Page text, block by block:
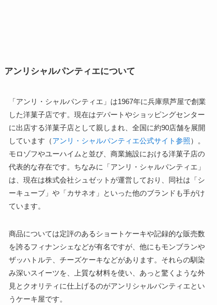
アンリシャルパンティエについて
「アンリ・シャルパンティエ」は1967年に兵庫県芦屋で創業
した洋菓子店です。現在はデパートやショッピングセンター
に出店する洋菓子店として親しまれ、全国に約90店舗を展開
しています（アンリ・シャルパンティエ公式サイト参照）。
モロゾフやユーハイムと並び、商業施設における洋菓子店の
代表的な存在です。ちなみに「アンリ・シャルパンティエ」
は、現在は株式会社シュゼットが運営しており、同社は「シ
ーキューブ」や「カサネオ」といった他のブランドも手がけ
ています。
商品については定評のあるショートケーキや記録的な販売数
を誇るフィナンシェなどが有名ですが、他にもモンブランや
ザッハトルテ、チーズケーキなどがあります。それらの馴染
み深いスイーツを、上質な材料を使い、あっと驚くような外
見とクオリティに仕上げるのがアンリシャルパンティエとい
うケーキ屋です。